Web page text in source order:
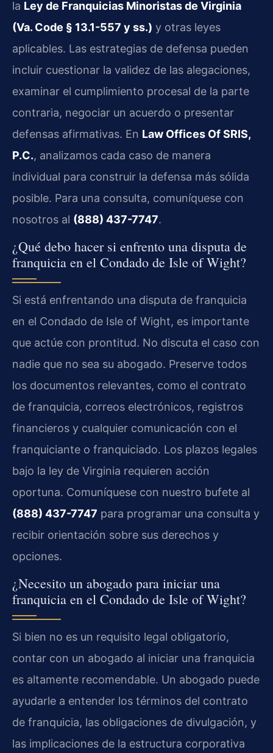
la Ley de Franquicias Minoristas de Virginia
(Va. Code § 13.1-557 y ss.) y otras leyes
aplicables. Las estrategias de defensa pueden
incluir cuestionar la validez de las alegaciones,
examinar el cumplimiento procesal de la parte
contraria, negociar un acuerdo o presentar
defensas afirmativas. En Law Offices Of SRIS,
P.C., analizamos cada caso de manera
individual para construir la defensa más sólida
posible. Para una consulta, comuníquese con
nosotros al (888) 437-7747.
¿Qué debo hacer si enfrento una disputa de
franquicia en el Condado de Isle of Wight?
Si está enfrentando una disputa de franquicia
en el Condado de Isle of Wight, es importante
que actúe con prontitud. No discuta el caso con
nadie que no sea su abogado. Preserve todos
los documentos relevantes, como el contrato
de franquicia, correos electrónicos, registros
financieros y cualquier comunicación con el
franquiciante o franquiciado. Los plazos legales
bajo la ley de Virginia requieren acción
oportuna. Comuníquese con nuestro bufete al
(888) 437-7747 para programar una consulta y
recibir orientación sobre sus derechos y
opciones.
¿Necesito un abogado para iniciar una
franquicia en el Condado de Isle of Wight?
Si bien no es un requisito legal obligatorio,
contar con un abogado al iniciar una franquicia
es altamente recomendable. Un abogado puede
ayudarle a entender los términos del contrato
de franquicia, las obligaciones de divulgación, y
las implicaciones de la estructura corporativa